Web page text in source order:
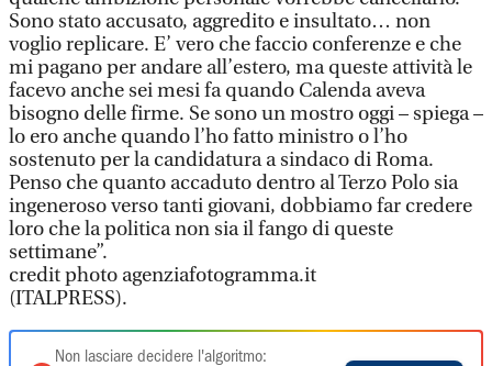
Sono stato accusato, aggredito e insultato… non
voglio replicare. E’ vero che faccio conferenze e che
mi pagano per andare all’estero, ma queste attività le
facevo anche sei mesi fa quando Calenda aveva
bisogno delle firme. Se sono un mostro oggi – spiega –
lo ero anche quando l’ho fatto ministro o l’ho
sostenuto per la candidatura a sindaco di Roma.
Penso che quanto accaduto dentro al Terzo Polo sia
ingeneroso verso tanti giovani, dobbiamo far credere
loro che la politica non sia il fango di queste
settimane”.
credit photo agenziafotogramma.it
(ITALPRESS).
Non lasciare decidere l'algoritmo: